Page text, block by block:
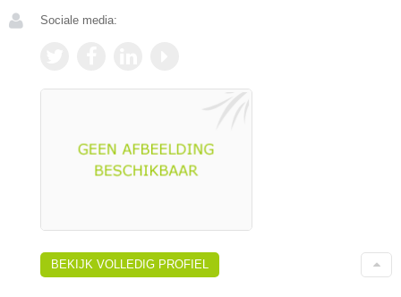
Sociale media:
BEKIJK VOLLEDIG PROFIEL